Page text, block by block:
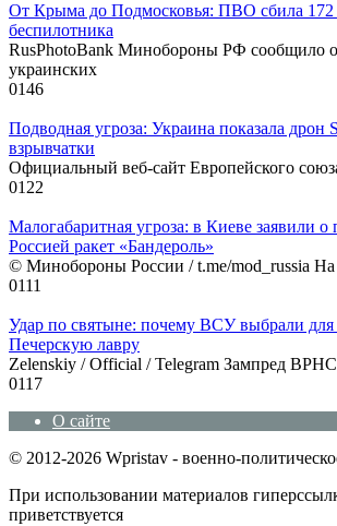
От Крыма до Подмосковья: ПВО сбила 172
беспилотника
RusPhotoBank Минобороны РФ сообщило
украинских
0146
Подводная угроза: Украина показала дрон
взрывчатки
Официальный веб-сайт Европейского
0122
Малогабаритная угроза: в Киеве заявили
Россией ракет «Бандероль»
© Минобороны России / t.me/mod_russia На
0111
Удар по святыне: почему ВСУ выбрали для
Печерскую лавру
Zеlеnskiу / Оfficiаl / Telegram Зампред
0117
О сайте
© 2012-2026 Wpristav - военно-
При использовании материалов
приветствуется